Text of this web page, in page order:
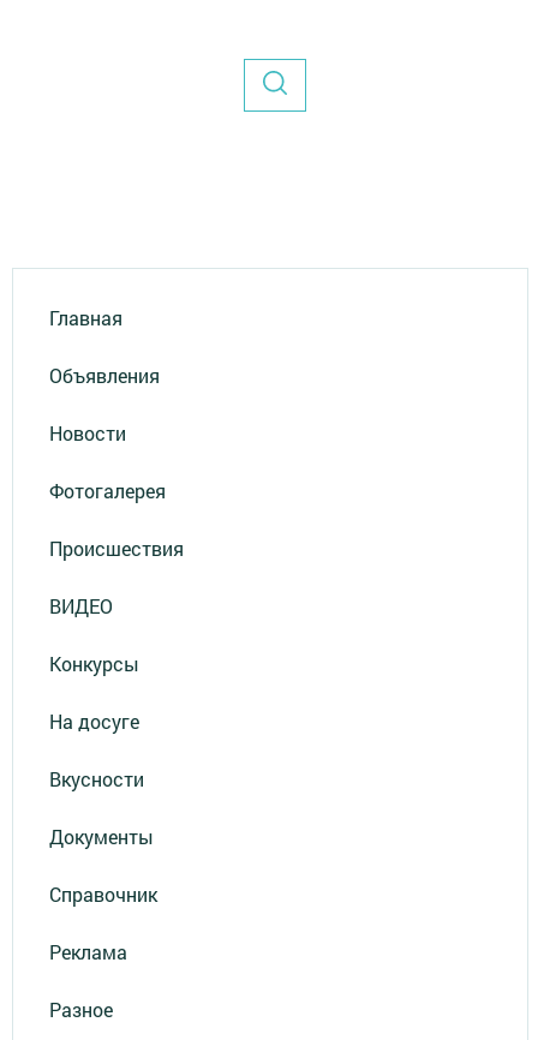
Главная
Объявления
Новости
Фотогалерея
Происшествия
ВИДЕО
Конкурсы
На досуге
Вкусности
Документы
Справочник
Реклама
Разное